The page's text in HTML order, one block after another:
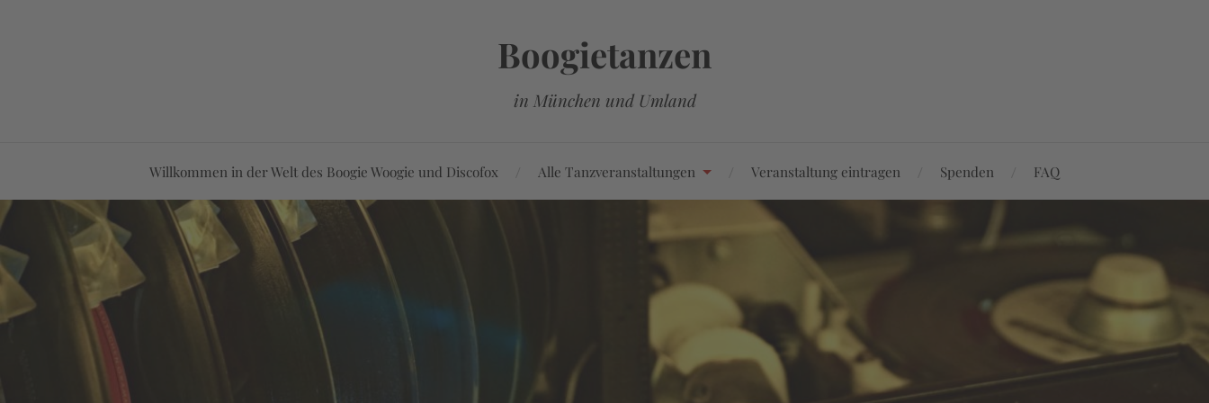
Boogietanzen
in München und Umland
Willkommen in der Welt des Boogie Woogie und Discofox Alle Tanzveranstaltungen Veranstaltung eintragen Spenden FAQ